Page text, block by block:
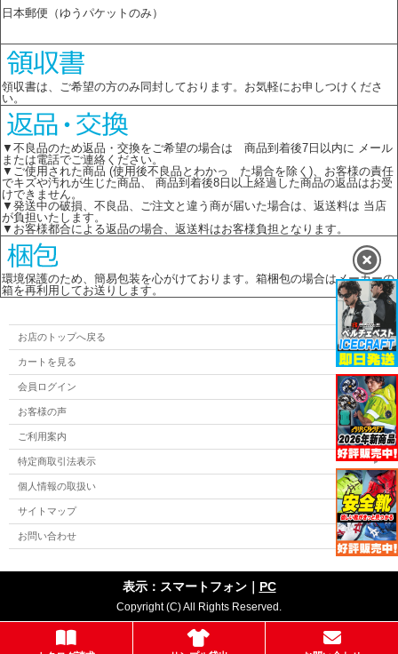
日本郵便（ゆうパケットのみ）
領収書は、ご希望の方のみ同封しております。お気軽にお申しつけくださ
い。
▼不良品のため返品・交換をご希望の場合は 商品到着後7日以内に メール
または電話でご連絡ください。
▼ご使用された商品 (使用後不良品とわかっ た場合を除く)、お客様の責任
でキズや汚れが生じた商品、 商品到着後8日以上経過した商品の返品はお受
けできません。
▼発送中の破損、不良品、ご注文と違う商が届いた場合は、返送料は 当店
が負担いたします。
▼お客様都合による返品の場合、返送料はお客様負担となります。
環境保護のため、簡易包装を心がけております。箱梱包の場合はメーカーの
箱を再利用してお送りします。
お店のトップへ戻る
カートを見る
会員ログイン
お客様の声
ご利用案内
特定商取引法表示
個人情報の取扱い
サイトマップ
お問い合わせ
表示：スマートフォン｜ PC
Copyright (C) All Rights Reserved.